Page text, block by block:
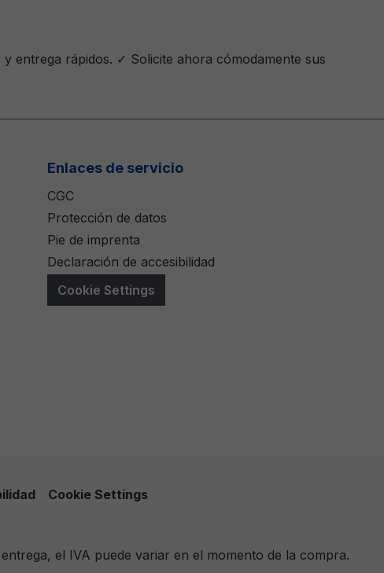
entrega rápidos. ✓ Solicite ahora cómodamente sus
Enlaces de servicio
CGC
Protección de datos
Pie de imprenta
Declaración de accesibilidad
Cookie Settings
Cookie Settings
el IVA puede variar en el momento de la compra.